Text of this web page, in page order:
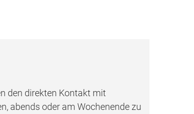
den direkten Kontakt mit
abends oder am Wochenende zu